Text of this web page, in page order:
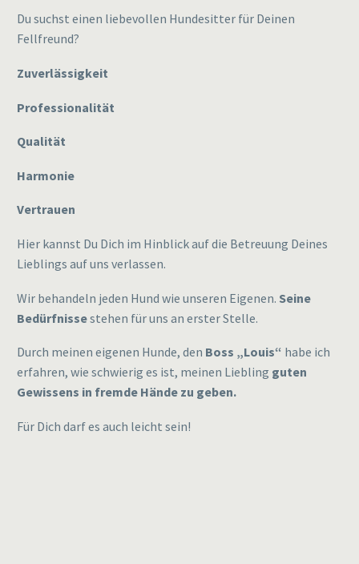
Du suchst einen liebevollen Hundesitter für Deinen
Fellfreund?
Zuverlässigkeit
Professionalität
Qualität
Harmonie
Vertrauen
Hier kannst Du Dich im Hinblick auf die Betreuung Deines
Lieblings auf uns verlassen.
Wir behandeln jeden Hund wie unseren Eigenen. Seine
Bedürfnissestehen für uns an erster Stelle.
Durch meinen eigenen Hunde, den Boss „Louis“ habe ich
erfahren, wie schwierig es ist, meinen Liebling guten
Gewissens in fremde Hände zu geben.
Für Dich darf es auch leicht sein!